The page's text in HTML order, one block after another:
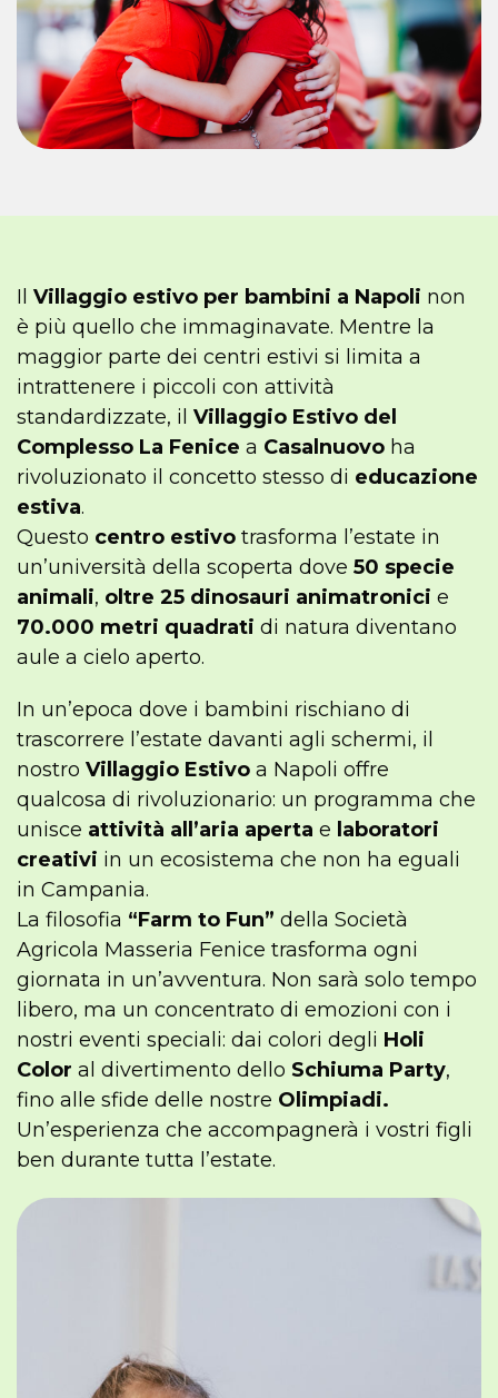
Il Villaggio estivo per bambini a Napoli non
è più quello che immaginavate. Mentre la
maggior parte dei centri estivi si limita a
intrattenere i piccoli con attività
standardizzate, il Villaggio Estivo del
Complesso La Fenice a Casalnuovo ha
rivoluzionato il concetto stesso di educazione
estiva.
Questo centro estivo trasforma l’estate in
un’università della scoperta dove 50 specie
animali, oltre 25 dinosauri animatronici e
70.000 metri quadrati di natura diventano
aule a cielo aperto.
In un’epoca dove i bambini rischiano di
trascorrere l’estate davanti agli schermi, il
nostro Villaggio Estivo a Napoli offre
qualcosa di rivoluzionario: un programma che
unisce attività all’aria aperta e laboratori
creativi in un ecosistema che non ha eguali
in Campania.
La filosofia “Farm to Fun” della Società
Agricola Masseria Fenice trasforma ogni
giornata in un’avventura. Non sarà solo tempo
libero, ma un concentrato di emozioni con i
nostri eventi speciali: dai colori degli Holi
Color al divertimento dello Schiuma Party,
fino alle sfide delle nostre Olimpiadi.
Un’esperienza che accompagnerà i vostri figli
ben durante tutta l’estate.